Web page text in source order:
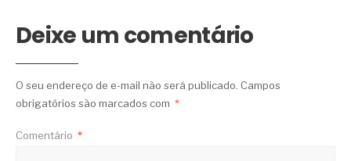
Deixe um comentário
O seu endereço de e-mail não será publicado. Campos
obrigatórios são marcados com *
Comentário *